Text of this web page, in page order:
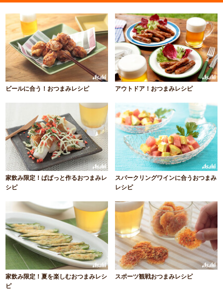
ビールに合う！おつまみレシピ アウトドア！おつまみレシピ
家飲み限定！ぱぱっと作るおつまみレ
シピ
スパークリングワインに合うおつまみ
レシピ
家飲み限定！夏を楽しむおつまみレシ
ピ
スポーツ観戦おつまみレシピ